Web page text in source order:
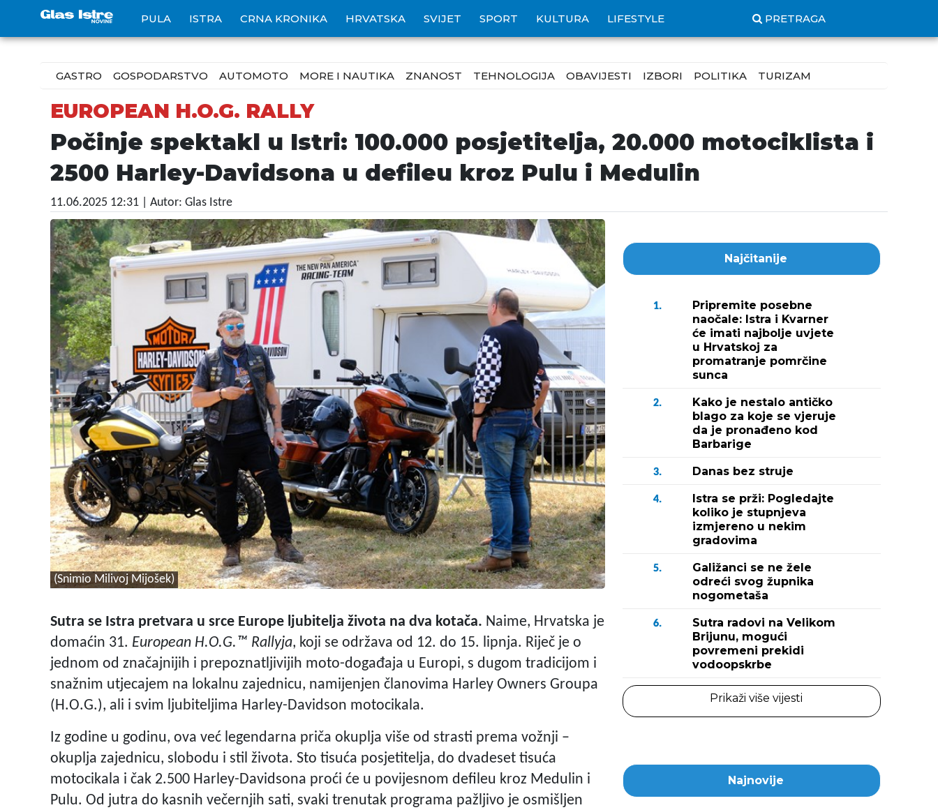
PULA ISTRA CRNA KRONIKA HRVATSKA SVIJET SPORT KULTURA LIFESTYLE PRETRAGA
GASTRO GOSPODARSTVO AUTOMOTO MORE I NAUTIKA ZNANOST TEHNOLOGIJA OBAVIJESTI IZBORI POLITIKA TURIZAM
EUROPEAN H.O.G. RALLY
Počinje spektakl u Istri: 100.000 posjetitelja, 20.000 motociklista i
2500 Harley-Davidsona u defileu kroz Pulu i Medulin
11.06.2025 12:31 | Autor: Glas Istre
(Snimio Milivoj Mijošek)
Sutra se Istra pretvara u srce Europe ljubitelja života na dva kotača. Naime, Hrvatska je
domaćin 31. European H.O.G.™ Rallyja, koji se održava od 12. do 15. lipnja. Riječ je o
jednom od značajnijih i prepoznatljivijih moto-događaja u Europi, s dugom tradicijom i
snažnim utjecajem na lokalnu zajednicu, namijenjen članovima Harley Owners Groupa
(H.O.G.), ali i svim ljubiteljima Harley-Davidson motocikala.
Iz godine u godinu, ova već legendarna priča okuplja više od strasti prema vožnji –
okuplja zajednicu, slobodu i stil života. Sto tisuća posjetitelja, do dvadeset tisuća
motocikala i čak 2.500 Harley-Davidsona proći će u povijesnom defileu kroz Medulin i
Pulu. Od jutra do kasnih večernjih sati, svaki trenutak programa pažljivo je osmišljen
Najčitanije
1.
Pripremite posebne
naočale: Istra i Kvarner
će imati najbolje uvjete
u Hrvatskoj za
promatranje pomrčine
sunca
2.
Kako je nestalo antičko
blago za koje se vjeruje
da je pronađeno kod
Barbarige
3. Danas bez struje
4.
Istra se prži: Pogledajte
koliko je stupnjeva
izmjereno u nekim
gradovima
5.
Galižanci se ne žele
odreći svog župnika
nogometaša
6.
Sutra radovi na Velikom
Brijunu, mogući
povremeni prekidi
vodoopskrbe
Prikaži više vijesti
Najnovije